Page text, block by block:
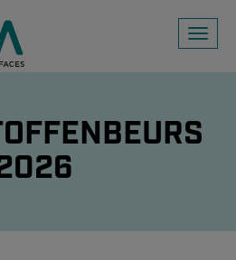
Toggle